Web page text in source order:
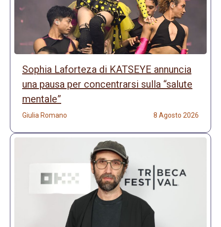
Sophia Laforteza di KATSEYE annuncia
una pausa per concentrarsi sulla “salute
mentale”
Giulia Romano 8 Agosto 2026